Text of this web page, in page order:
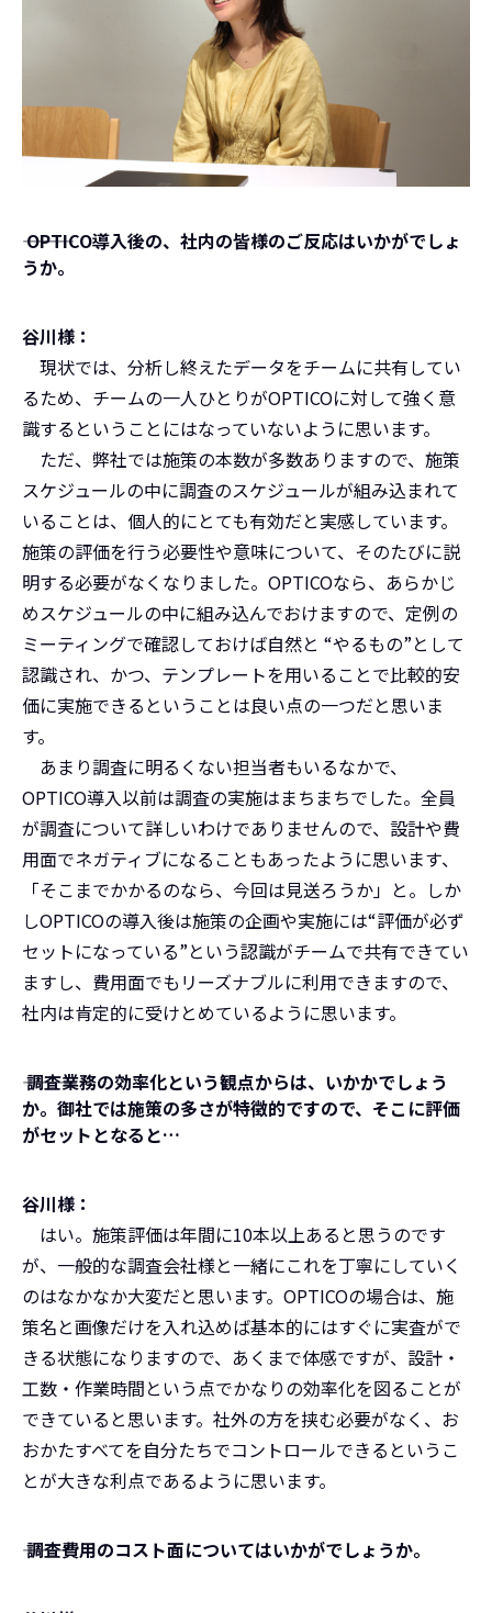
――― OPTICO導入後の、社内の皆様のご反応はいかがでしょ
うか。
谷川様：
現状では、分析し終えたデータをチームに共有してい
るため、チームの一人ひとりがOPTICOに対して強く意
識するということにはなっていないように思います。
ただ、弊社では施策の本数が多数ありますので、施策
スケジュールの中に調査のスケジュールが組み込まれて
いることは、個人的にとても有効だと実感しています。
施策の評価を行う必要性や意味について、そのたびに説
明する必要がなくなりました。OPTICOなら、あらかじ
めスケジュールの中に組み込んでおけますので、定例の
ミーティングで確認しておけば自然と “やるもの”として
認識され、かつ、テンプレートを用いることで比較的安
価に実施できるということは良い点の一つだと思いま
す。
あまり調査に明るくない担当者もいるなかで、
OPTICO導入以前は調査の実施はまちまちでした。全員
が調査について詳しいわけでありませんので、設計や費
用面でネガティブになることもあったように思います、
「そこまでかかるのなら、今回は見送ろうか」と。しか
しOPTICOの導入後は施策の企画や実施には“評価が必ず
セットになっている”という認識がチームで共有できてい
ますし、費用面でもリーズナブルに利用できますので、
社内は肯定的に受けとめているように思います。
――― 調査業務の効率化という観点からは、いかかでしょう
か。御社では施策の多さが特徴的ですので、そこに評価
がセットとなると…
谷川様：
はい。施策評価は年間に10本以上あると思うのです
が、一般的な調査会社様と一緒にこれを丁寧にしていく
のはなかなか大変だと思います。OPTICOの場合は、施
策名と画像だけを入れ込めば基本的にはすぐに実査がで
きる状態になりますので、あくまで体感ですが、設計・
工数・作業時間という点でかなりの効率化を図ることが
できていると思います。社外の方を挟む必要がなく、お
おかたすべてを自分たちでコントロールできるというこ
とが大きな利点であるように思います。
――― 調査費用のコスト面についてはいかがでしょうか。